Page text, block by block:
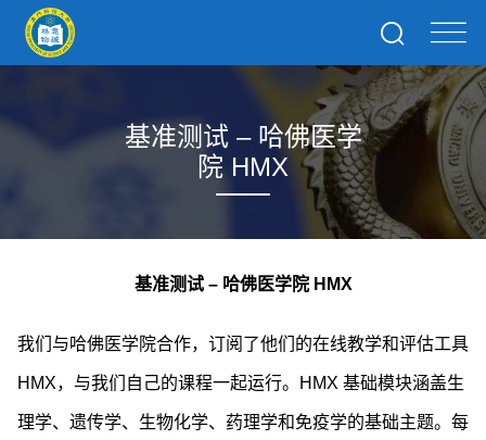
基准测试 – 哈佛医学
院 HMX
基准测试 – 哈佛医学院 HMX
我们与哈佛医学院合作，订阅了他们的在线教学和评估工具
HMX，与我们自己的课程一起运行。HMX 基础模块涵盖生
理学、遗传学、生物化学、药理学和免疫学的基础主题。每